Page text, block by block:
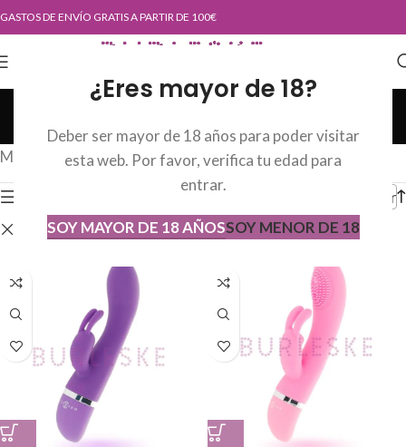
¿Eres mayor de 18?
Deber ser mayor de 18 años para poder visitar
esta web. Por favor, verifica tu edad para
entrar.
SOY MAYOR DE 18 AÑOSSOY MENOR DE 18
GASTOS DE ENVÍO GRATIS A PARTIR DE 100€
Tienda
Categorías
Mostrando los 2 resultados
Eliminar filtros INTENSE